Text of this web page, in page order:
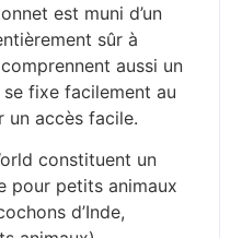
est muni d’un
sûr à
aussi un
fixe facilement au
un accès facile.
constituent un
pour petits animaux
d’Inde,